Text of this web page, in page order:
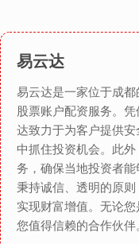
易云达
易云达是一家位于成
股票账户配资服务。
达致力于为客户提供
中抓住投资机会。此
务，确保当地投资者
秉持诚信、透明的原
实现财富增值。无论
您值得信赖的合作伙伴。